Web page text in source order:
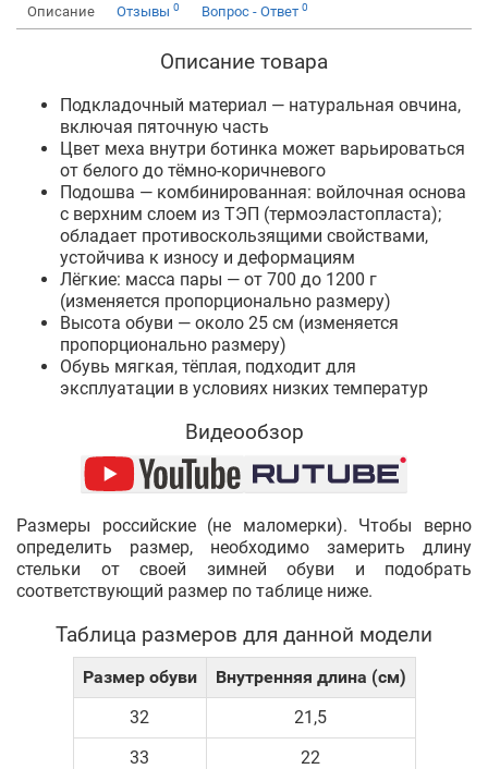
Описание Отзывы 0 Вопрос - Ответ 0
Описание товара
Подкладочный материал — натуральная овчина,
включая пяточную часть
Цвет меха внутри ботинка может варьироваться
от белого до тёмно-коричневого
Подошва — комбинированная: войлочная основа
с верхним слоем из ТЭП (термоэластопласта);
обладает противоскользящими свойствами,
устойчива к износу и деформациям
Лёгкие: масса пары — от 700 до 1200 г
(изменяется пропорционально размеру)
Высота обуви — около 25 см (изменяется
пропорционально размеру)
Обувь мягкая, тёплая, подходит для
эксплуатации в условиях низких температур
Видеообзор
Размеры российские (не маломерки). Чтобы верно
определить размер, необходимо замерить длину
стельки от своей зимней обуви и подобрать
соответствующий размер по таблице ниже.
Таблица размеров для данной модели
Размер обуви
Внутренняя длина (см)
32
21,5
33
22